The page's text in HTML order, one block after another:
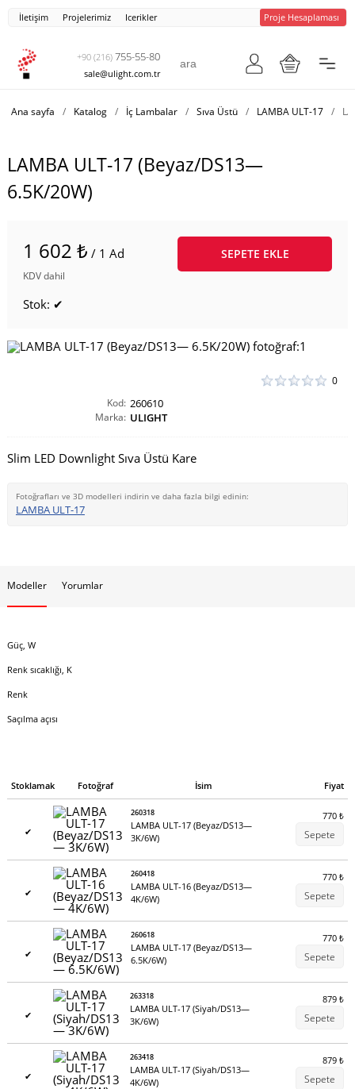
İletişim Projelerimiz Icerikler Proje Hesaplaması
+90 (216) 755-55-80
sale@ulight.com.tr
Ana sayfa / Katalog / İç Lambalar / Sıva Üstü / LAMBA ULT-17 /
LAMBA ULT-17 (Beyaz/DS13—
6.5K/20W)
1 602 ₺ / 1 Ad
KDV dahil
SEPETE EKLE
Stok: ✔
0
Kod: 260610
Marka: ULIGHT
Slim LED Downlight Sıva Üstü Kare
Fotoğrafları ve 3D modelleri indirin ve daha fazla bilgi edinin:
LAMBA ULT-17
Modeller Yorumlar
Güç, W
Renk sıcaklığı, K
Renk
Saçılma açısı
Stoklamak Fotoğraf İsim Fiyat
✔
260318
LAMBA ULT-17 (Beyaz/DS13—
3K/6W)
770₺
Sepete
✔
260418
LAMBA ULT-16 (Beyaz/DS13—
4K/6W)
770₺
Sepete
✔
260618
LAMBA ULT-17 (Beyaz/DS13—
6.5K/6W)
770₺
Sepete
✔
263318
LAMBA ULT-17 (Siyah/DS13—
3K/6W)
879₺
Sepete
✔
263418
LAMBA ULT-17 (Siyah/DS13—
4K/6W)
879₺
Sepete